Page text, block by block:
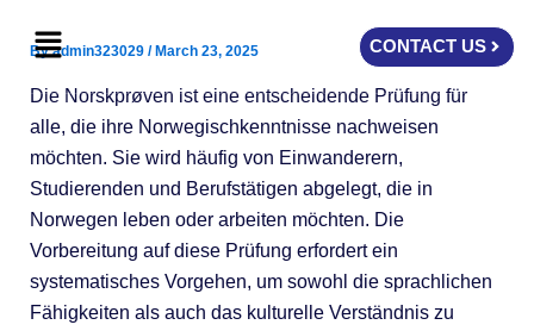
Menu CONTACT US
Byadmin323029 /March 23, 2025
Die Norskprøven ist eine entscheidende Prüfung für
alle, die ihre Norwegischkenntnisse nachweisen
möchten. Sie wird häufig von Einwanderern,
Studierenden und Berufstätigen abgelegt, die in
Norwegen leben oder arbeiten möchten. Die
Vorbereitung auf diese Prüfung erfordert ein
systematisches Vorgehen, um sowohl die sprachlichen
Fähigkeiten als auch das kulturelle Verständnis zu